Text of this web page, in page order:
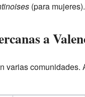
(para mujeres).
a
varias comunidades.